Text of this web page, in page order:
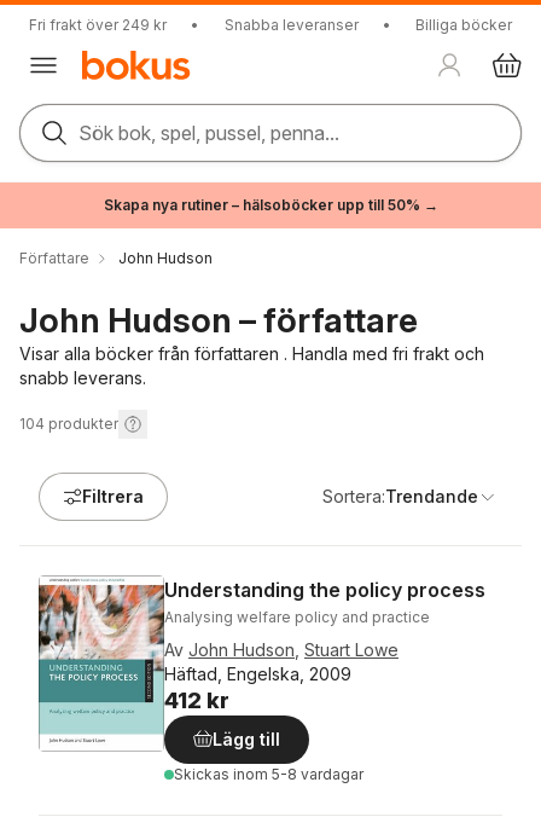
Fri frakt över 249 kr • Snabba leveranser • Billiga böcker
Sök bok, spel, pussel, penna...
Skapa nya rutiner – hälsoböcker upp till 50% →
Författare John Hudson
John Hudson – författare
Visar alla böcker från författaren . Handla med fri frakt och
snabb leverans.
104 produkter
Filtrera Sortera:Trendande
Understanding the policy process
Analysing welfare policy and practice
Av John Hudson Stuart Lowe
Häftad, Engelska, 2009
412 kr
Lägg till
Skickas inom 5-8 vardagar